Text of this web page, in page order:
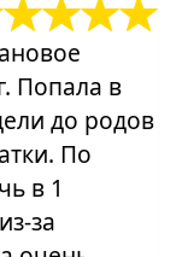
Попала в
до родов
По
в 1
за